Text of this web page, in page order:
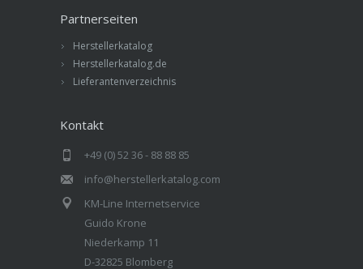
Partnerseiten
Herstellerkatalog
Herstellerkatalog.de
Lieferantenverzeichnis
Kontakt
+49 (0) 52 36 - 88 88 85
info@herstellerkatalog.com
KM-Line Internetservice
Guido Krone
Niederkamp 11
D-32825 Blomberg